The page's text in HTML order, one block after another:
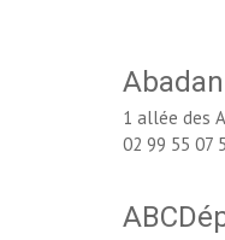
1 allée des
02 99 55 07